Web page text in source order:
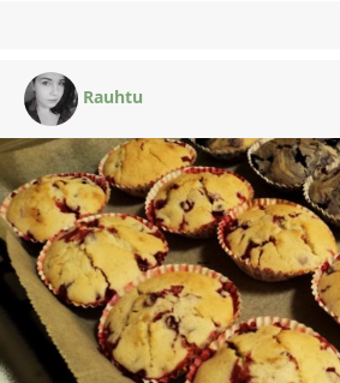
Rauhtu